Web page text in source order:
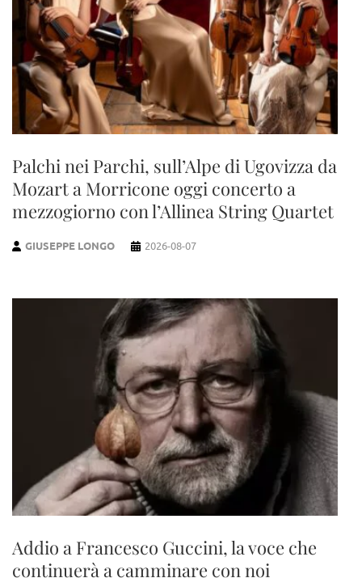
Palchi nei Parchi, sull’Alpe di Ugovizza da
Mozart a Morricone oggi concerto a
mezzogiorno con l’Allinea String Quartet
GIUSEPPE LONGO 2026-08-07
Addio a Francesco Guccini, la voce che
continuerà a camminare con noi